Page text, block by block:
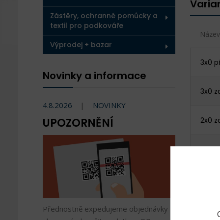
Zástěry, ochranné pomůcky a
textil pro podkováře
Výprodej + bazar
Novinky a informace
4.8.2026 NOVINKY
UPOZORNĚNÍ
Přednostně expedujeme objednávky
3x0
3x0
2x0
0